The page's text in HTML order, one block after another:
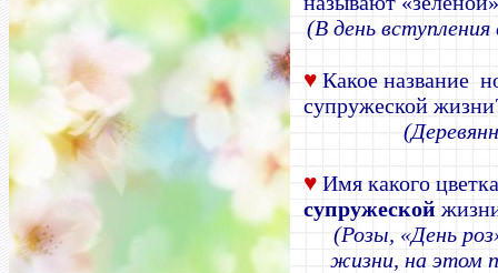
(В день
♥ Какое название
супружеской
♥ Имя какого
супружеской
(Розы, «День
жизни, на этом